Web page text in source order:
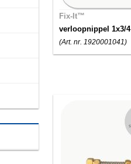
Fix-It™
verloopnippel 1x3/4
(Art. nr. 1920001041)